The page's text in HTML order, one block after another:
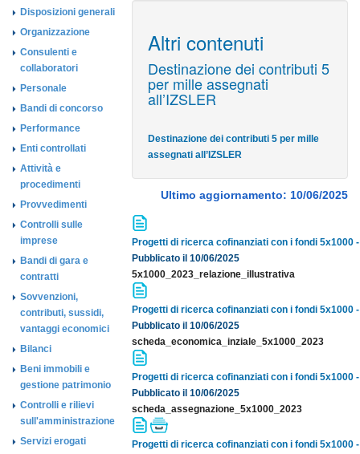
Disposizioni generali
Organizzazione
Consulenti e
collaboratori
Personale
Bandi di concorso
Performance
Enti controllati
Attività e
procedimenti
Provvedimenti
Controlli sulle
imprese
Bandi di gara e
contratti
Sovvenzioni,
contributi, sussidi,
vantaggi economici
Bilanci
Beni immobili e
gestione patrimonio
Controlli e rilievi
sull'amministrazione
Servizi erogati
Altri contenuti
Destinazione dei contributi 5
per mille assegnati
all’IZSLER
Destinazione dei contributi 5 per mille
assegnati all’IZSLER
Ultimo aggiornamento: 10/06/2025
Progetti di ricerca cofinanziati con i fondi 5x1000
Pubblicato il 10/06/2025
5x1000_2023_relazione_illustrativa
Progetti di ricerca cofinanziati con i fondi 5x1000
Pubblicato il 10/06/2025
scheda_economica_inziale_5x1000_2023
Progetti di ricerca cofinanziati con i fondi 5x1000
Pubblicato il 10/06/2025
scheda_assegnazione_5x1000_2023
Progetti di ricerca cofinanziati con i fondi 5x1000